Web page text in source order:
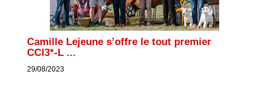
Camille Lejeune s’offre le tout premier
CCI3*-L ...
29/08/2023